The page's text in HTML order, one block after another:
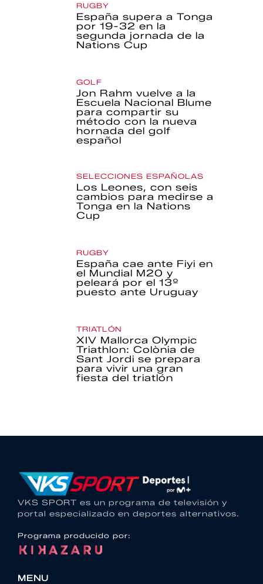
RUGBY
España supera a Tonga
por 19-32 en la
segunda jornada de la
Nations Cup
GOLF
Jon Rahm vuelve a la
Escuela Nacional Blume
para compartir su
método con la nueva
hornada del golf
español
SELECCIONES ESPAÑOLAS
Los Leones, con seis
cambios para medirse a
Tonga en la Nations
Cup
RUGBY
España cae ante Fiyi en
el Mundial M20 y
peleará por el 13º
puesto ante Uruguay
TRIATLÓN
XIV Mallorca Olympic
Triathlon: Colònia de
Sant Jordi se prepara
para vivir una gran
fiesta del triatlón
VKS SPORT es un programa de televisión y
portal especializado en deportes alternativos.
Programa producido por:
MENU